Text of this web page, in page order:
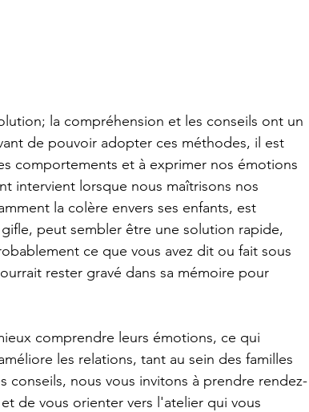
la compréhension et les conseils ont un
de pouvoir adopter ces méthodes, il est
comportements et à exprimer nos émotions
intervient lorsque nous maîtrisons nos
la colère envers ses enfants, est
peut sembler être une solution rapide,
ce que vous avez dit ou fait sous
rester gravé dans sa mémoire pour
comprendre leurs émotions, ce qui
les relations, tant au sein des familles
conseils, nous vous invitons à prendre rendez-
de vous orienter vers l'atelier qui vous